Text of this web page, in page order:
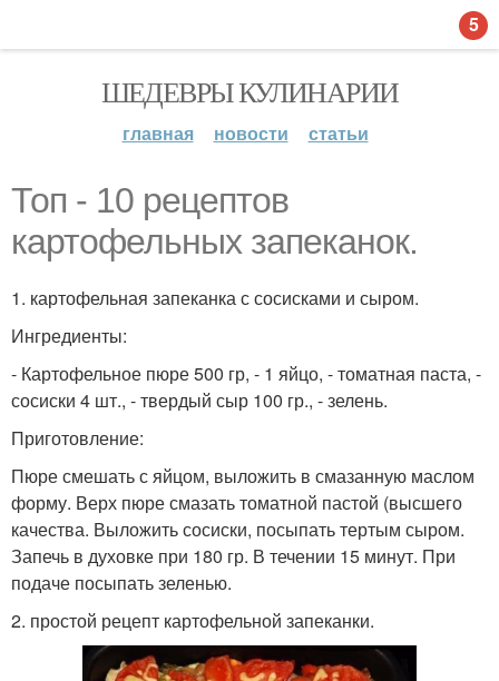
ШЕДЕВРЫ КУЛИНАРИИ
главная новости статьи
Топ - 10 рецептов
картофельных запеканок.
1. картофельная запеканка с сосисками и сыром.
Ингредиенты:
- Картофельное пюре 500 гр, - 1 яйцо, - томатная паста, -
сосиски 4 шт., - твердый сыр 100 гр., - зелень.
Приготовление:
Пюре смешать с яйцом, выложить в смазанную маслом
форму. Верх пюре смазать томатной пастой (высшего
качества. Выложить сосиски, посыпать тертым сыром.
Запечь в духовке при 180 гр. В течении 15 минут. При
подаче посыпать зеленью.
2. простой рецепт картофельной запеканки.
5